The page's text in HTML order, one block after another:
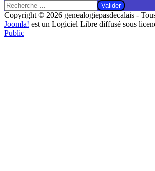
Valider
Copyright © 2026 genealogiepasdecalais -
Joomla! est un Logiciel Libre diffusé sous
Public